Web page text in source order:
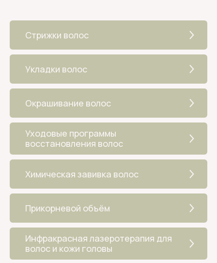
Стрижки волос
Укладки волос
Окрашивание волос
Уходовые программы
восстановления волос
Химическая завивка волос
Прикорневой объём
Инфракрасная лазеротерапия для
волос и кожи головы
Бытовые услуги:
ИП ДЕГТЯРЕНКО А. А.
ИНН 470503357098
ОГРНИП 304470518400014